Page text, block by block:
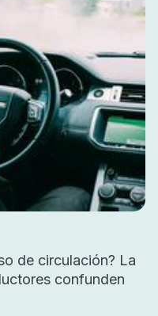
de circulación? La
confunden